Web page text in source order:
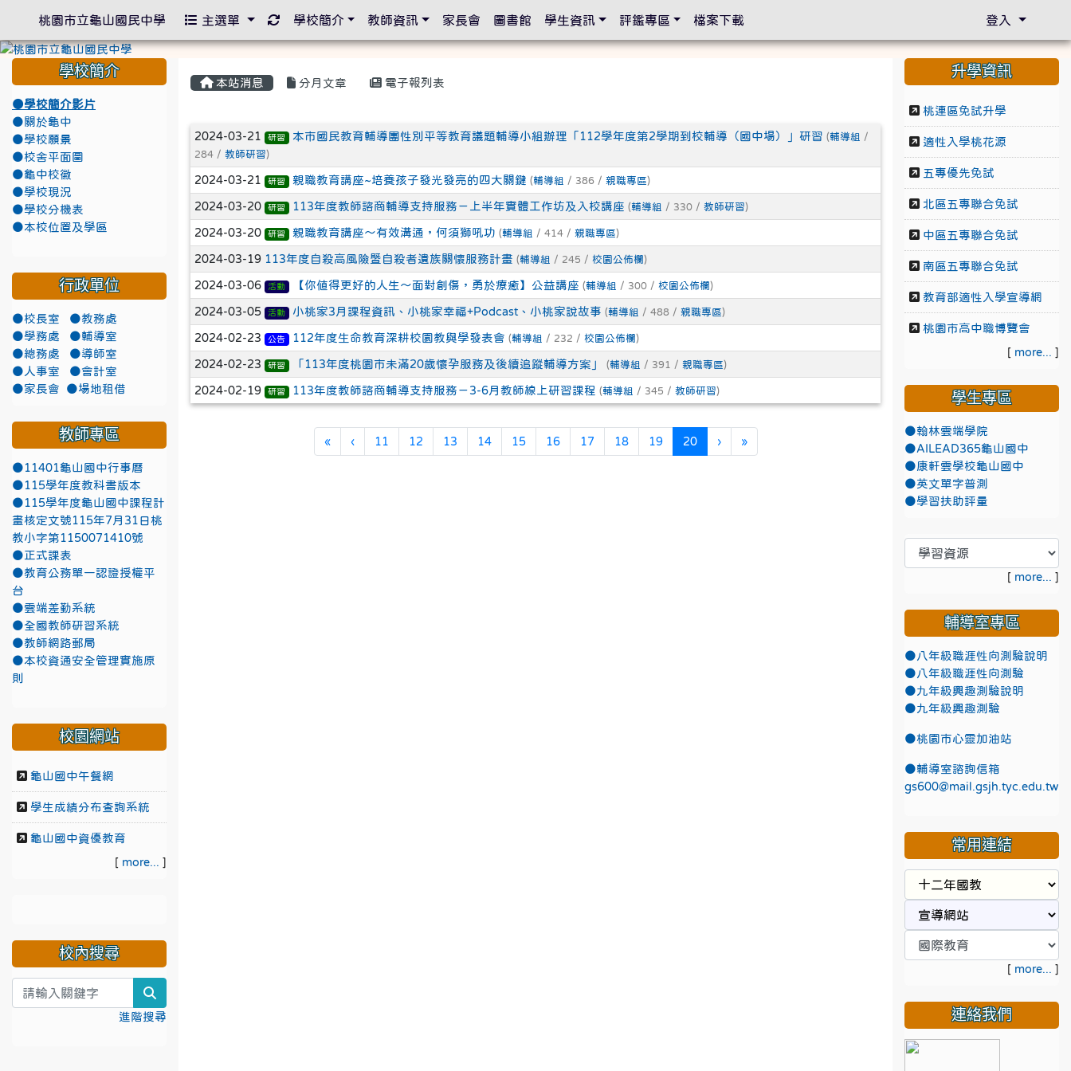
本站消息 分月文章 電子報列表
文章列表
2024-03-21 研習 本市國民教育輔導團性別平等教育議題輔導小組辦理「112學年度第2學期到校輔導（國中場）」研習 (輔導組 /
284 / 教師研習)
2024-03-21 研習 親職教育講座~培養孩子發光發亮的四大關鍵 (輔導組 / 386 / 親職專區)
2024-03-20 研習 113年度教師諮商輔導支持服務－上半年實體工作坊及入校講座 (輔導組 / 330 / 教師研習)
2024-03-20 研習 親職教育講座～有效溝通，何須獅吼功 (輔導組 / 414 / 親職專區)
2024-03-19 113年度自殺高風險暨自殺者遺族關懷服務計畫 (輔導組 / 245 / 校園公佈欄 )
2024-03-06 活動 【你值得更好的人生～面對創傷，勇於療癒】公益講座 (輔導組 / 300 / 校園公佈欄 )
2024-03-05 活動 小桃家3月課程資訊、小桃家幸福+Podcast、小桃家說故事 (輔導組 / 488 / 親職專區)
2024-02-23 公告 112年度生命教育深耕校園教與學發表會 (輔導組 / 232 / 校園公佈欄 )
2024-02-23 研習 「113年度桃園市未滿20歲懷孕服務及後續追蹤輔導方案」 (輔導組 / 391 / 親職專區)
2024-02-19 研習 113年度教師諮商輔導支持服務－3-6月教師線上研習課程 (輔導組 / 345 / 教師研習)
«第一頁
‹上一頁
11 12 13 14 15 16 17 18 19 20(目前頁次)
›下一頁
»最後頁
學校簡介
●學校簡介影片
●關於龜中
●學校願景
●校舍平面圖
●龜中校徽
●學校現況
●學校分機表
●本校位置及學區
行政單位
●校長室
●教務處
●學務處
●輔導室
●總務處
●導師室
●人事室
●會計室
●家長會
●場地租借
教師專區
●11401龜山國中行事曆
●115學年度教科書版本
●115學年度龜山國中課程計
畫核定文號115年7月31日桃
教小字第1150071410號
●正式課表
●教育公務單一認證授權平
台
●雲端差勤系統
●全國教師研習系統
●教師網路郵局
●本校資通安全管理實施原
則
校園網站
龜山國中午餐網
學生成績分布查詢系統
龜山國中資優教育
[ more... ]
校內搜尋
進階搜尋
升學資訊
桃連區免試升學
適性入學桃花源
五專優先免試
北區五專聯合免試
中區五專聯合免試
南區五專聯合免試
教育部適性入學宣導網
桃園市高中職博覽會
[ more... ]
學生專區
●翰林雲端學院
●AILEAD365龜山國中
●康軒雲學校龜山國中
●英文單字普測
●學習扶助評量
[ more... ]
輔導室專區
●八年級職涯性向測驗說明
●八年級職涯性向測驗
●九年級興趣測驗說明
●九年級興趣測驗
●桃園市心靈加油站
●輔導室諮詢信箱
gs600@mail.gsjh.tyc.edu.tw
常用連結
[ more... ]
連絡我們
桃園市立龜山國民中學 主選單 重新取得佈景設定
學校簡介 教師資訊 家長會 圖書館 學生資訊 評鑑專區 檔案下載 登入